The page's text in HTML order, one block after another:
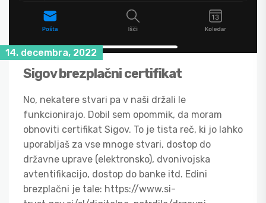
14. decembra, 2022
Sigov brezplačni certifikat
No, nekatere stvari pa v naši držali le
funkcionirajo. Dobil sem opommik, da moram
obnoviti certifikat Sigov. To je tista reč, ki jo lahko
uporabljaš za vse mnoge stvari, dostop do
državne uprave (elektronsko), dvonivojska
avtentifikacijo, dostop do banke itd. Edini
brezplačni je tale: https://www.si-